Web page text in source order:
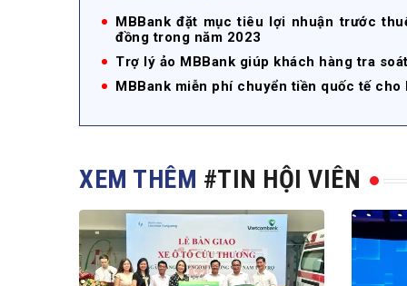
MBBank đặt mục tiêu lợi nhuận trước
đồng trong năm 2023
Trợ lý ảo MBBank giúp khách hàng tra
MBBank miễn phí chuyển tiền quốc tế
XEM THÊM #TIN HỘI VIÊN